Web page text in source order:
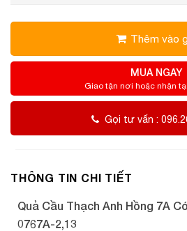
Thêm vào
MUA NGAY
Giao tận nơi hoặc nhận
Gọi tư vấn :
THÔNG TIN CHI TIẾT
Quả Cầu Thạch Anh Hồng 7A
0767A-2,13